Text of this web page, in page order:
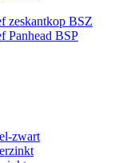
zeskantkop BSZ
Panhead BSP
zwart